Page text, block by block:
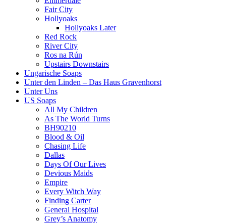
Fair City
Hollyoaks
Hollyoaks Later
Red Rock
River City
Ros na Rún
Upstairs Downstairs
Ungarische Soaps
Unter den Linden – Das Haus Gravenhorst
Unter Uns
US Soaps
All My Children
As The World Turns
BH90210
Blood & Oil
Chasing Life
Dallas
Days Of Our Lives
Devious Maids
Empire
Every Witch Way
Finding Carter
General Hospital
Grey’s Anatomy